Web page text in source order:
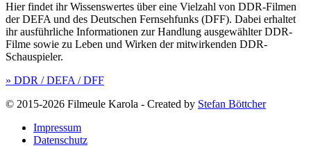
Hier findet ihr Wissenswertes über eine Vielzahl von DDR-Filmen
der DEFA und des Deutschen Fernsehfunks (DFF). Dabei erhaltet
ihr ausführliche Informationen zur Handlung ausgewählter DDR-
Filme sowie zu Leben und Wirken der mitwirkenden DDR-
Schauspieler.
» DDR / DEFA / DFF
© 2015-2026 Filmeule Karola - Created by Stefan Böttcher
Impressum
Datenschutz